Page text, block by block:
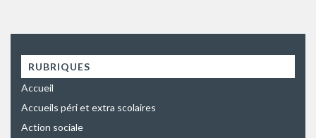
RUBRIQUES
Accueil
Accueils péri et extra scolaires
Action sociale